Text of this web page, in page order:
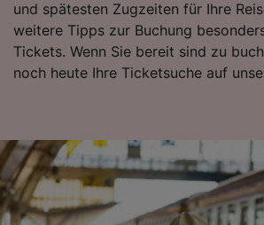
und spätesten Zugzeiten für Ihre
weitere Tipps zur Buchung
Tickets. Wenn Sie bereit sind zu
noch heute Ihre Ticketsuche auf
Folgendes bereitzustellen:
Verwendung genauer
Endgeräteeigenschaften zur
aktiv abfragen. Speichern von
Inhalten, Zielgruppenforschung
Entwicklung und Verbesserung
Angeboten.
Liste der Partner (Lieferanten)